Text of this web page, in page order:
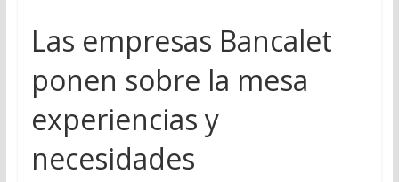
Las empresas Bancalet
ponen sobre la mesa
experiencias y
necesidades